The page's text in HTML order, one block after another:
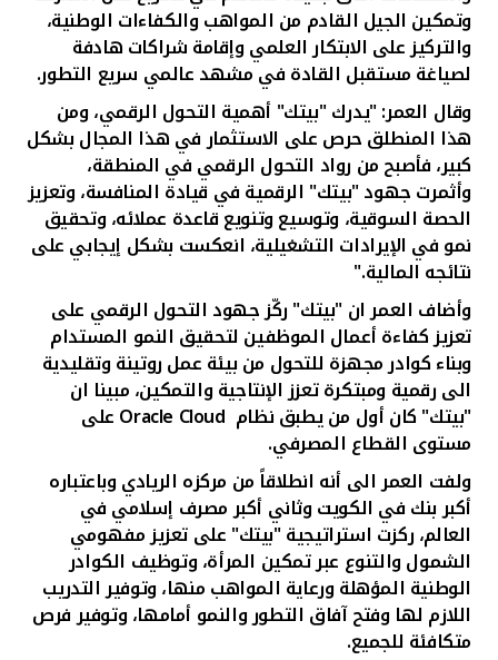
مصر
المملكة المتحدة
مملكة البحرين
وتمكين الجيل القادم من المواهب والكفاءات الوطنية،
والتركيز على الابتكار العلمي وإقامة شراكات هادفة
لصياغة مستقبل القادة في مشهد عالمي سريع التطور.
وقال العمر: "يدرك "بيتك" أهمية التحول الرقمي، ومن
هذا المنطلق حرص على الاستثمار في هذا المجال بشكل
كبير، فأصبح من رواد التحول الرقمي في المنطقة،
وأثمرت جهود "بيتك" الرقميةفي قيادة المنافسة، وتعزيز
الحصة السوقية، وتوسيع وتنويع قاعدة عملائه، وتحقيق
نمو في الإيرادات التشغيلية، انعكست بشكل إيجابي على
نتائجه المالية."
وأضاف العمر ان "بيتك" ركّز جهود التحول الرقمي على
تعزيز كفاءة أعمال الموظفين لتحقيق النمو المستدام
وبناء كوادر مجهزة للتحول من بيئة عمل روتينة وتقليدية
الى رقمية ومبتكرة تعزز الإنتاجية والتمكين، مبينا ان
"بيتك" كان أول من يطبق نظام Oracle Cloudعلى
مستوى القطاع المصرفي.
ولفت العمر الى أنه انطلاقاً من مركزه الريادي وباعتباره
أكبر بنك في الكويت وثاني أكبر مصرف إسلامي في
العالم، ركزت استراتيجية "بيتك" على تعزيز مفهومي
الشمول والتنوع عبر تمكين المرأة، وتوظيف الكوادر
الوطنية المؤهلة ورعاية المواهب منها، وتوفير التدريب
اللازم لها وفتح آفاق التطور والنمو أمامها، وتوفير فرص
متكافئة للجميع.